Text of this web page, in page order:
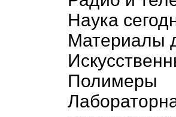
Наука
Материалы
Полимеры